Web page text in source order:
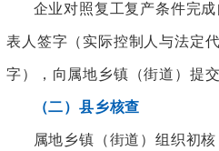
企业对照复工复产条件完
表人签字（实际控制人与法定
字），向属地乡镇（街道）提交
（二）县乡核查
属地乡镇（街道）组织初核